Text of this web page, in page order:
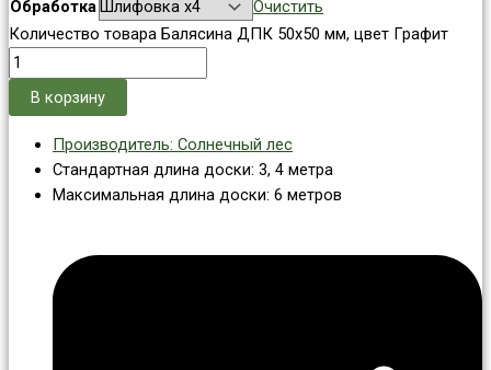
Обработка
Очистить
Количество товара Балясина ДПК 50x50 мм, цвет Графит
В корзину
Производитель: Солнечный лес
Стандартная длина доски: 3, 4 метра
Максимальная длина доски: 6 метров